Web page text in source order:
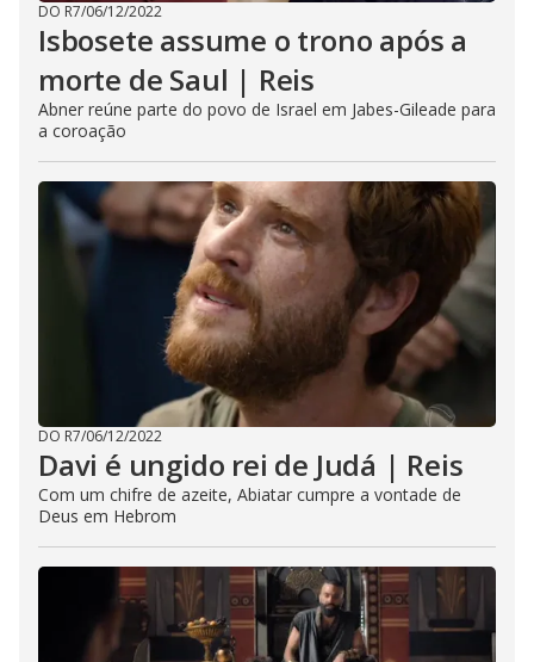
DO R7/06/12/2022
Isbosete assume o trono após a
morte de Saul | Reis
Abner reúne parte do povo de Israel em Jabes-Gileade para
a coroação
DO R7/06/12/2022
Davi é ungido rei de Judá | Reis
Com um chifre de azeite, Abiatar cumpre a vontade de
Deus em Hebrom